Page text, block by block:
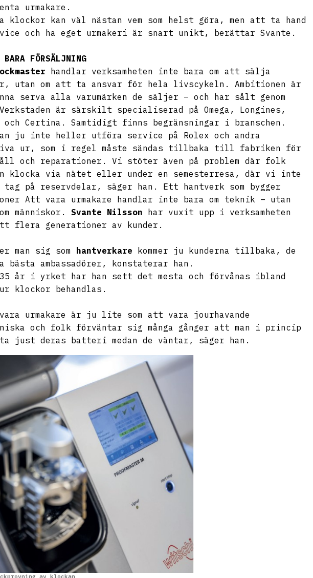
urmakare.
klockor kan väl nästan vem som helst göra, men att ta hand
och ha eget urmakeri är snart unikt, berättar Svante.
BARA FÖRSÄLJNING
handlar verksamheten inte bara om att sälja
utan om att ta ansvar för hela livscykeln. Ambitionen är
serva alla varumärken de säljer – och har sålt genom
är särskilt specialiserad på Omega, Longines,
och Certina. Samtidigt finns begränsningar i branschen.
ju inte heller utföra service på Rolex och andra
ur, som i regel måste sändas tillbaka till fabriken för
och reparationer. Vi stöter även på problem där folk
klocka via nätet eller under en semesterresa, där vi inte
tag på reservdelar, säger han. Ett hantverk som bygger
Att vara urmakare handlar inte bara om teknik – utan
människor. Svante Nilsson har vuxit upp i verksamheten
flera generationer av kunder.
man sig som hantverkare kommer ju kunderna tillbaka, de
bästa ambassadörer, konstaterar han.
år i yrket har han sett det mesta och förvånas ibland
klockor behandlas.
urmakare är ju lite som att vara jourhavande
och folk förväntar sig många gånger att man i princip
just deras batteri medan de väntar, säger han.